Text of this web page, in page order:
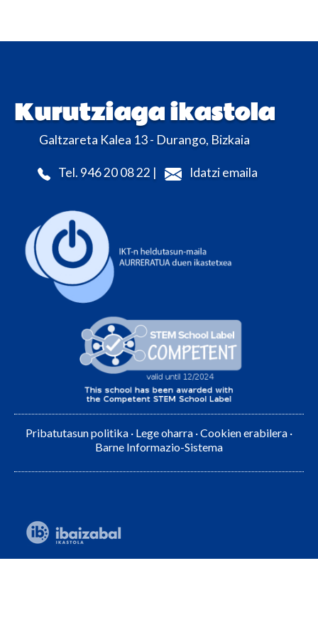
Kurutziaga ikastola
Galtzareta Kalea 13 - Durango, Bizkaia
Tel. 946 20 08 22 | Idatzi emaila
Pribatutasun politika · Lege oharra ·Cookien erabilera ·
Barne Informazio-Sistema